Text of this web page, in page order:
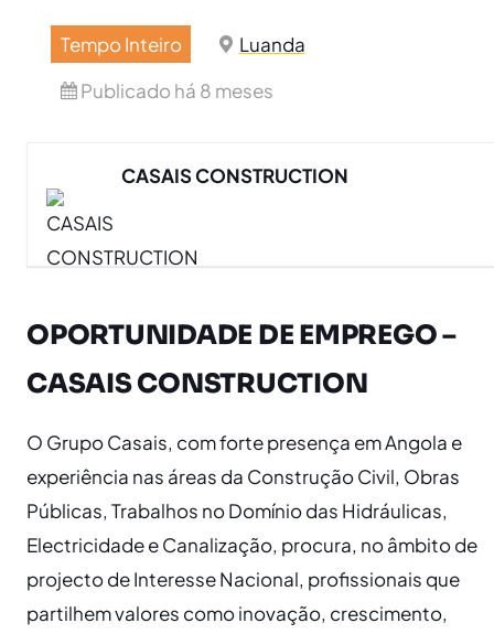
Tempo Inteiro
Luanda
Publicado há 8 meses
CASAIS CONSTRUCTION
OPORTUNIDADE DE EMPREGO –
CASAIS CONSTRUCTION
​O Grupo Casais, com forte presença em Angola e
experiência nas áreas da Construção Civil, Obras
Públicas, Trabalhos no Domínio das Hidráulicas,
Electricidade e Canalização, procura, no âmbito de
projecto de Interesse Nacional, profissionais que
partilhem valores como inovação, crescimento,